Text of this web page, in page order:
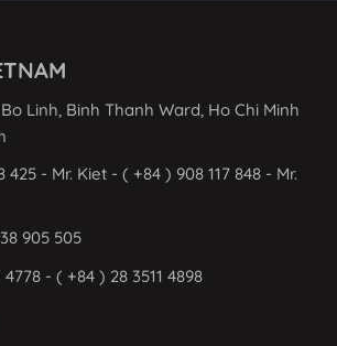
Linh, Binh Thanh Ward, Ho Chi Minh
425 - Mr. Kiet - ( +84 ) 908 117 848 - Mr.
905 505
4778 - ( +84 ) 28 3511 4898